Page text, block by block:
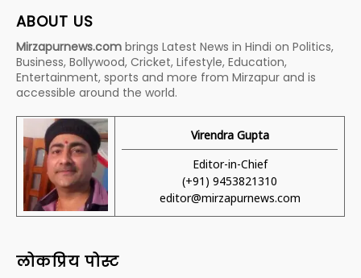
ABOUT US
Mirzapurnews.com brings Latest News in Hindi on Politics,
Business, Bollywood, Cricket, Lifestyle, Education,
Entertainment, sports and more from Mirzapur and is
accessible around the world.
Virendra Gupta
Editor-in-Chief
(+91) 9453821310
editor@mirzapurnews.com
लोकप्रिय पोस्ट